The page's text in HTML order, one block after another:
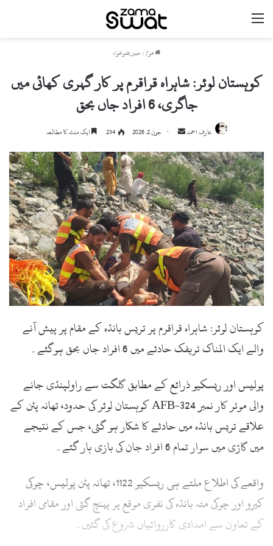
مینو
ھوم / خیبر پختونخواہ
کوہستان لوئر: شاہراہ قراقرم پر کار گہری کھائی میں
جاگری، 6 افراد جاں بحق
عارف احمد
Send
email
جون 2, 2026 234 ایک منٹ کا مطالعہ
کوہستان لوئر: شاہراہ قراقرم پر تریس بانڈہ کے مقام پر پیش آنے
والے ایک المناک ٹریفک حادثے میں 6 افراد جاں بحق ہوگئے۔
پولیس اور ریسکیو ذرائع کے مطابق گلگت سے راولپنڈی جانے
والی موٹر کار نمبر AFB-324 کوہستان لوئر کی حدود، تھانہ پٹن کے
علاقے تریس بانڈہ میں حادثے کا شکار ہو گئی، جس کے نتیجے
میں گاڑی میں سوار تمام 6 افراد جان کی بازی ہار گئے۔
واقعے کی اطلاع ملتے ہی ریسکیو 1122، تھانہ پٹن پولیس، چوکی
کیرو اور چوکی مٹہ بانڈہ کی نفری موقع پر پہنچ گئی اور مقامی افراد
کے تعاون سے امدادی کارروائیاں شروع کی گئیں۔